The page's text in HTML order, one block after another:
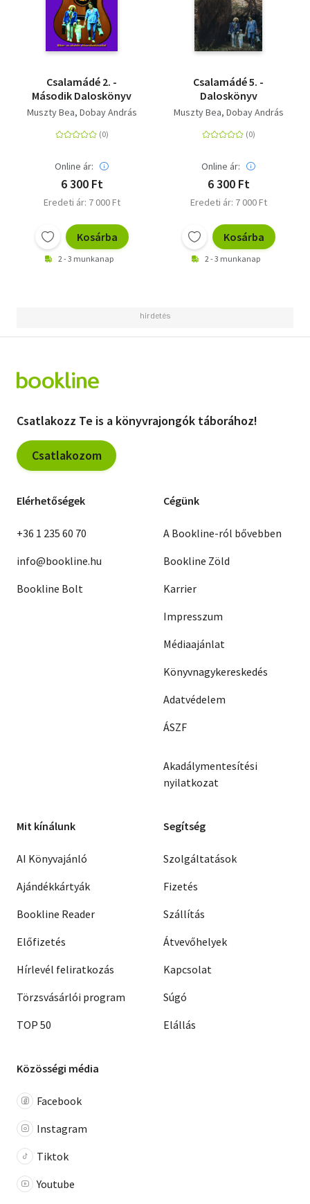
Csalamádé 2. -
Második Daloskönyv
Muszty Bea Dobay András
Online ár:
6 300 Ft
Eredeti ár: 7 000 Ft
Kosárba
2 - 3 munkanap
Csalamádé 5. -
Daloskönyv
Muszty Bea Dobay András
Online ár:
6 300 Ft
Eredeti ár: 7 000 Ft
Kosárba
2 - 3 munkanap
Csatlakozz Te is a könyvrajongók táborához!
Csatlakozom
Elérhetőségek
+36 1 235 60 70
info@bookline.hu
Bookline Bolt
Cégünk
A Bookline-ról bővebben
Bookline Zöld
Karrier
Impresszum
Médiaajánlat
Könyvnagykereskedés
Adatvédelem
ÁSZF
Akadálymentesítési
nyilatkozat
Mit kínálunk
AI Könyvajánló
Ajándékkártyák
Bookline Reader
Előfizetés
Hírlevél feliratkozás
Törzsvásárlói program
TOP 50
Segítség
Szolgáltatások
Fizetés
Szállítás
Átvevőhelyek
Kapcsolat
Súgó
Elállás
Közösségi média
Facebook
Instagram
Tiktok
Youtube